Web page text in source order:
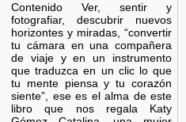
Contenido Ver, sentir y
fotografiar, descubrir nuevos
horizontes y miradas, “convertir
tu cámara en una compañera
de viaje y en un instrumento
que traduzca en un clic lo que
tu mente piensa y tu corazón
siente”, ese es el alma de este
libro que nos regala Katy